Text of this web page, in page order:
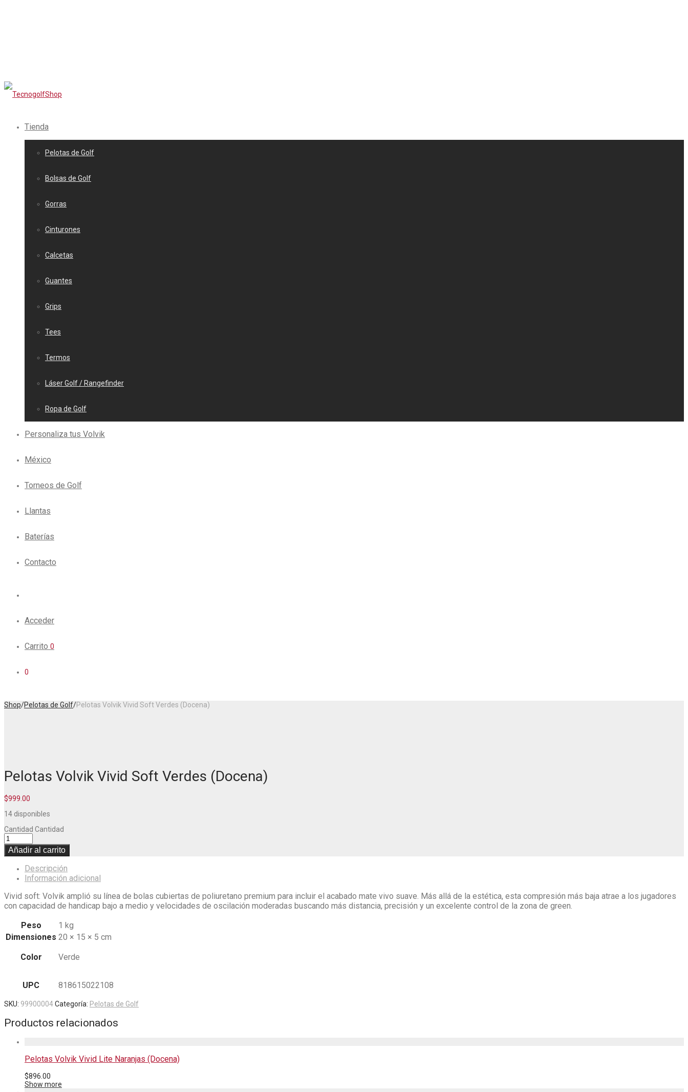
Tienda
Pelotas de Golf
Bolsas de Golf
Gorras
Cinturones
Calcetas
Guantes
Grips
Tees
Termos
Láser Golf / Rangefinder
Ropa de Golf
Personaliza tus Volvik
México
Torneos de Golf
Llantas
Baterías
Contacto
Acceder
Carrito 0
0
Shop/Pelotas de Golf/Pelotas Volvik Vivid Soft Verdes (Docena)
Pelotas Volvik Vivid Soft Verdes (Docena)
$999.00
14 disponibles
Cantidad Cantidad
Añadir al carrito
Descripción
Información adicional
Vivid soft: Volvik amplió su línea de bolas cubiertas de poliuretano premium para incluir el acabado mate vivo suave. Más allá de la estética, esta compresión más baja atrae a los jugadores
con capacidad de handicap bajo a medio y velocidades de oscilación moderadas buscando más distancia, precisión y un excelente control de la zona de green.
Peso
1 kg
Dimensiones 20 × 15 × 5 cm
Color Verde
UPC 818615022108
SKU: 99900004Categoría: Pelotas de Golf
Productos relacionados
Pelotas Volvik Vivid Lite Naranjas (Docena)
$896.00
Show more